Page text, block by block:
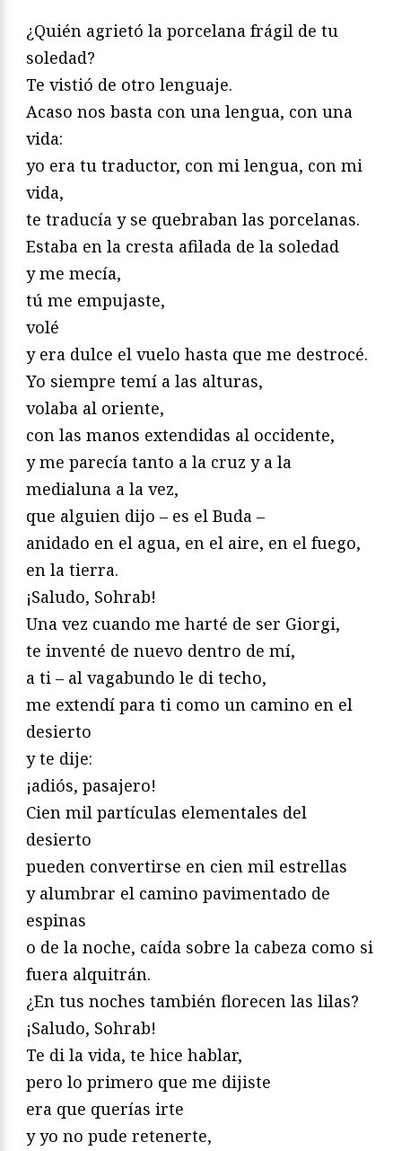
¿Quién agrietó la porcelana frágil de tu
soledad?
Te vistió de otro lenguaje.
Acaso nos basta con una lengua, con una
vida:
yo era tu traductor, con mi lengua, con mi
vida,
te traducía y se quebraban las porcelanas.
Estaba en la cresta afilada de la soledad
y me mecía,
tú me empujaste,
volé
y era dulce el vuelo hasta que me destrocé.
Yo siempre temí a las alturas,
volaba al oriente,
con las manos extendidas al occidente,
y me parecía tanto a la cruz y a la
medialuna a la vez,
que alguien dijo – es el Buda –
anidado en el agua, en el aire, en el fuego,
en la tierra.
¡Saludo, Sohrab!
Una vez cuando me harté de ser Giorgi,
te inventé de nuevo dentro de mí,
a ti – al vagabundo le di techo,
me extendí para ti como un camino en el
desierto
y te dije:
¡adiós, pasajero!
Cien mil partículas elementales del
desierto
pueden convertirse en cien mil estrellas
y alumbrar el camino pavimentado de
espinas
o de la noche, caída sobre la cabeza como si
fuera alquitrán.
¿En tus noches también florecen las lilas?
¡Saludo, Sohrab!
Te di la vida, te hice hablar,
pero lo primero que me dijiste
era que querías irte
y yo no pude retenerte,